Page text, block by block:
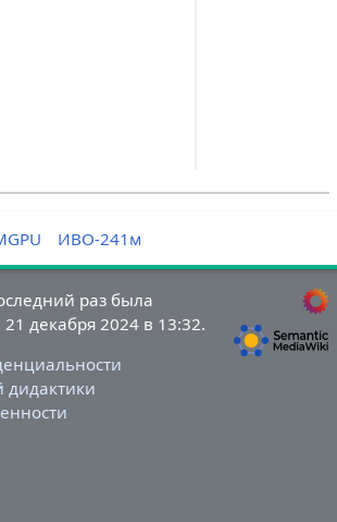
ИВО-241м
раз была
декабря 2024 в 13:32.